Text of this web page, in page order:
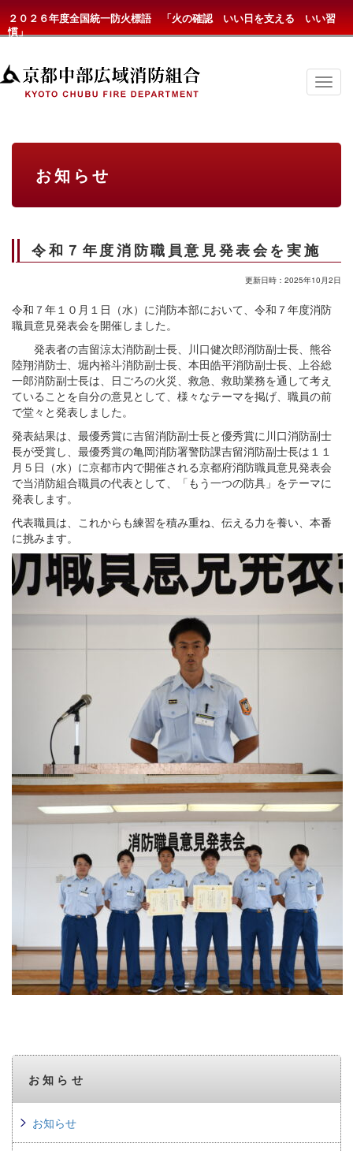
２０２６年度全国統一防火標語 「火の確認 いい日を支える いい習
慣」
京
都
お知らせ
令和７年度消防職員意見発表会を実施
更新日時：2025年10月2日
令和７年１０月１日（水）に消防本部において、令和７年度消防
職員意見発表会を開催しました。
発表者の吉留涼太消防副士長、川口健次郎消防副士長、熊谷
陸翔消防士、堀内裕斗消防副士長、本田皓平消防副士長、上谷総
一郎消防副士長は、日ごろの火災、救急、救助業務を通して考え
ていることを自分の意見として、様々なテーマを掲げ、職員の前
で堂々と発表しました。
発表結果は、最優秀賞に吉留消防副士長と優秀賞に川口消防副士
長が受賞し、最優秀賞の亀岡消防署警防課吉留消防副士長は１１
月５日（水）に京都市内で開催される京都府消防職員意見発表会
で当消防組合職員の代表として、「もう一つの防具」をテーマに
発表します。
代表職員は、これからも練習を積み重ね、伝える力を養い、本番
に挑みます。
お知らせ
お知らせ